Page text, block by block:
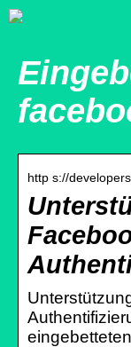
http s://